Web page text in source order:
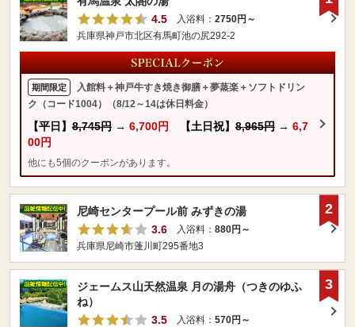
4.5
入浴料： 2750円～
兵庫県神戸市北区有馬町池の尻292-2
期間限定
入館料＋神戸牛すき焼き御膳＋夢蒸楽＋ソフトドリン
ク（コード1004）（8/12～14は休日料金）
【平日】 8,745円 → 6,700円 【土日祝】 8,965円 → 6,7
00円
他にも5個のクーポンがあります。
尼崎センタープール前 みずきの湯
3.6
入浴料： 880円～
兵庫県尼崎市蓬川町295番地3
2
ジェームス山天然温泉 月の湯舟（つきのゆふ
ね）
3.5
入浴料： 570円～
3